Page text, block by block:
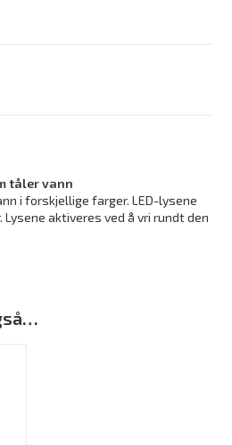
tåler vann
i forskjellige farger. LED-lysene
aktiveres ved å vri rundt den